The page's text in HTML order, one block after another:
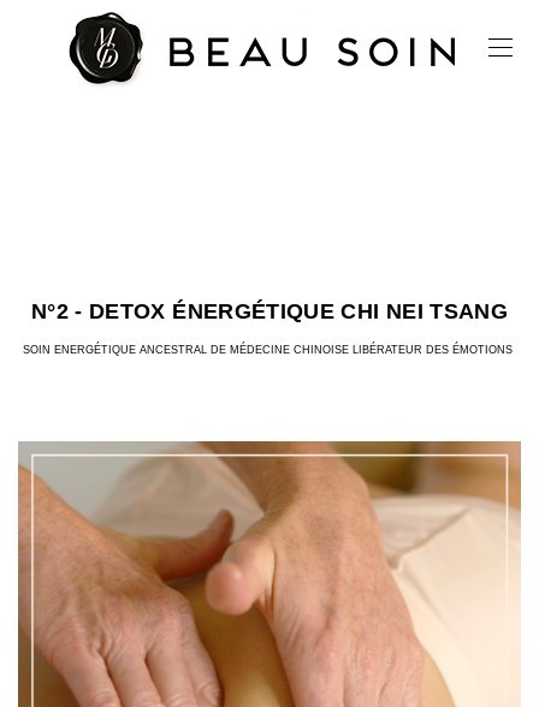
N°2 - DETOX ÉNERGÉTIQUE CHI NEI TSANG
SOIN ENERGÉTIQUE ANCESTRAL DE MÉDECINE CHINOISE LIBÉRATEUR DES ÉMOTIONS